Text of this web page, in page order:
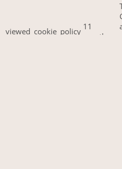
viewed_cookie_policy 11
months